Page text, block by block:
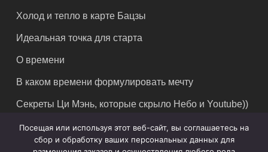
Холод и тепло в карте Бацзы
Идеальная точка для старта
О времени
В каком времени формулировать мечту
Секреты Ци Мэнь, которые скрыло Небо и Youtube))
Посещая или используя этот веб-сайт, вы соглашаетесь на
сбор и обработку ваших персональных данных для